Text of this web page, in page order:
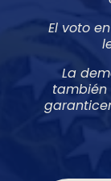
El voto
La
también